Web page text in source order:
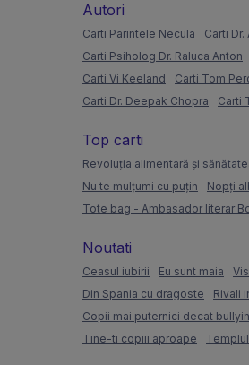
Autori
Carti Parintele Necula Carti
Carti Psiholog Dr. Raluca Anton
Carti Vi Keeland
Carti Tom
Carti Dr. Deepak Chopra
Carti
Top carti
Revoluția alimentară și
Nu te mulțumi cu puțin
Nopți
Tote bag - Ambasador literar
Noutati
Ceasul iubirii Eu sunt maia
Din Spania cu dragoste
Rivali
Copii mai puternici decat
Tine-ti copiii aproape